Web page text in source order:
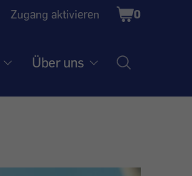
Zugang aktivieren
Shopping
Cart
0
Über uns